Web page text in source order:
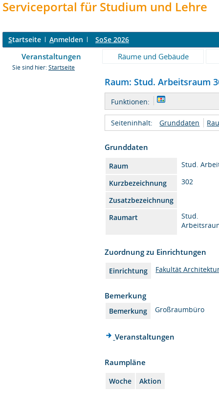
Serviceportal für Studium und Lehre
Startseite Anmelden SoSe 2026
Veranstaltungen Räume und Gebäude
Sie sind hier: Startseite
Raum: Stud. Arbeitsraum
Funktionen:
Seiteninhalt: Grunddaten
Grunddaten
Raum
Stud.
Kurzbezeichnung
302
Zusatzbezeichnung
Raumart
Stud.
Zuordnung zu Einrichtungen
Einrichtung Fakultät
Bemerkung
Bemerkung Großraumbüro
Veranstaltungen
Raumpläne
Woche Aktion